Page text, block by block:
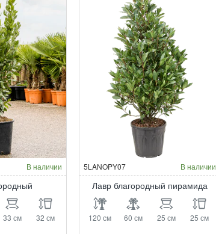
В наличии
33 см 32 см
5LANOPY07 В наличии
Лавр благородный пирамида
120 см 60 см 25 см 25 см